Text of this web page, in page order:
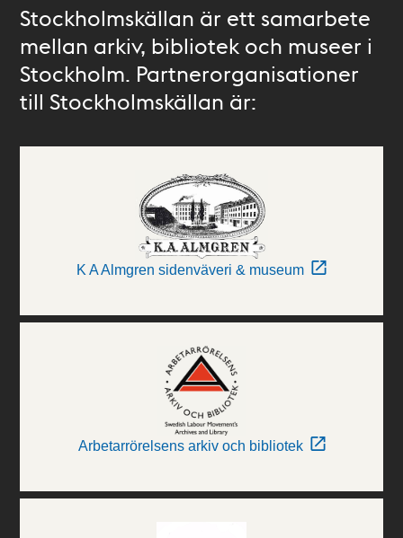
Stockholmskällan är ett samarbete
mellan arkiv, bibliotek och museer i
Stockholm. Partnerorganisationer
till Stockholmskällan är:
K A Almgren sidenväveri & museum
Arbetarrörelsens arkiv och bibliotek